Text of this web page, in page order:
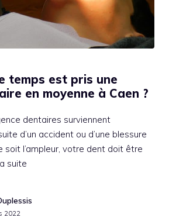
temps est pris une
en moyenne à Caen ?
dentaires surviennent
d’un accident ou d’une blessure
soit l’ampleur, votre dent doit être
suite
2022